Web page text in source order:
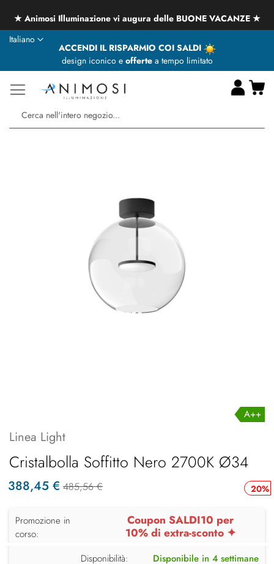
★ Animosi Illuminazione vi augura delle BUONE VACANZE ★
ACCENDI IL RISPARMIO COI SALDI
design iconico e offertea tempo limitato
Lingua
Italiano
A++
Linea Light
Cristalbolla Soffitto Nero 2700K Ø34
20%
388,45 € 485,56 €
Promozione in
corso:
Coupon SALDI10 per
10% di extra-sconto ✦
Disponibilità: Disponibile in 4 settimane